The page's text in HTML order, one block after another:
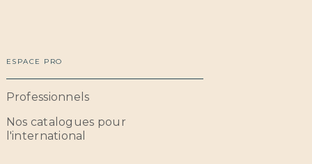
ESPACE PRO
Professionnels
Nos catalogues pour
l'international